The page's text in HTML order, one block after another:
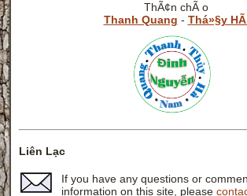
ThÃ¢n chÃ o
Thanh Quang - Thá»§y HÃ
Liên Lạc
If you have any questions or
information on this site, please